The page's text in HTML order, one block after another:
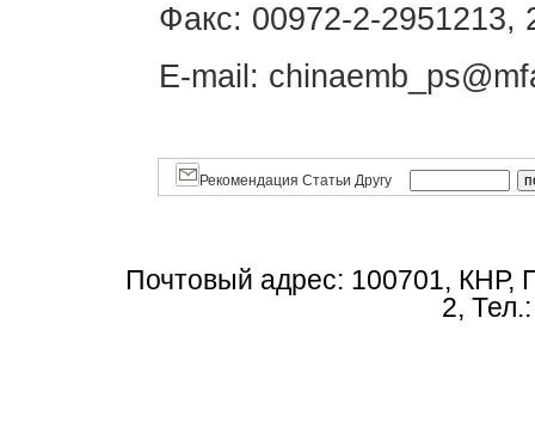
Факс: 00972-2-2951213,
E-mail:
Рекомендация Статьи Другу
Почтовый адрес: 100701, КНР,
2,